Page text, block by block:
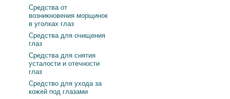
Средства от
возникновения морщинок
в уголках глаз
Средства для очищения
глаз
Средства для снятия
усталости и отечности
глаз
Средство для ухода за
кожей под глазами